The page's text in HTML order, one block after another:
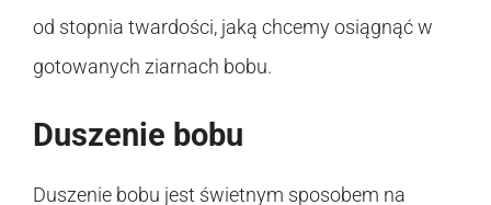
od stopnia twardości, jaką chcemy osiągnąć w
gotowanych ziarnach bobu.
Duszenie bobu
Duszenie bobu jest świetnym sposobem na